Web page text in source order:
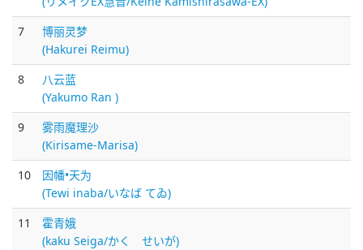
7
博丽灵梦
(Hakurei Reimu)
8
八云蓝
(Yakumo Ran )
9
雾雨魔理沙
(Kirisame-Marisa)
10
因幡•天为
(Tewi inaba/いなば てゐ)
11
霍青娥
(kaku Seiga/かく せいが)